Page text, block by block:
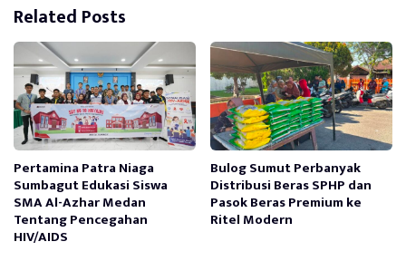
Related Posts
Pertamina Patra Niaga
Sumbagut Edukasi Siswa
SMA Al-Azhar Medan
Tentang Pencegahan
HIV/AIDS
Bulog Sumut Perbanyak
Distribusi Beras SPHP dan
Pasok Beras Premium ke
Ritel Modern